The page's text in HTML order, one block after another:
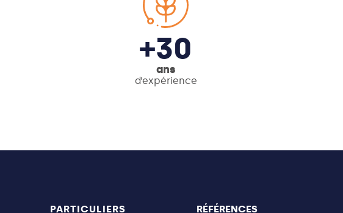
+30
ans
d’expérience
PARTICULIERS RÉFÉRENCES